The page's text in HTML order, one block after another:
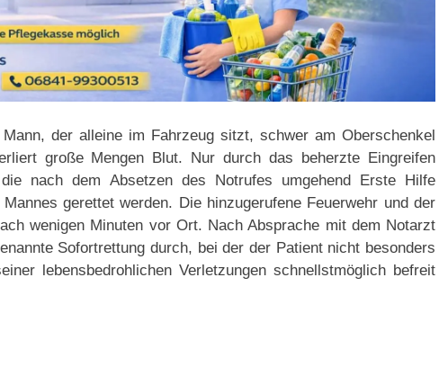
der alleine im Fahrzeug sitzt, schwer am Oberschenkel
große Mengen Blut. Nur durch das beherzte Eingreifen
nach dem Absetzen des Notrufes umgehend Erste Hilfe
gerettet werden. Die hinzugerufene Feuerwehr und der
wenigen Minuten vor Ort. Nach Absprache mit dem Notarzt
Sofortrettung durch, bei der der Patient nicht besonders
lebensbedrohlichen Verletzungen schnellstmöglich befreit